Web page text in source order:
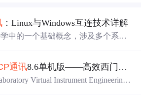
：Linux与Windows互连技术详解
中的一个基础概念，涉及多个系统
关重要。调试和测试是确保网络 通
用的工具包括：Wireshark：网络协
通讯8.6单机版——高效西门子PLC通信实践
Virtual Instrument Engineering